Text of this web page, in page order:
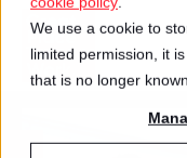
We use a cookie to
limited permission, it
that is no longer
VOOR ORGANISATIES